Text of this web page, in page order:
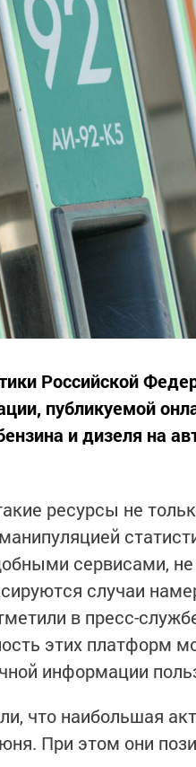
Российской
публикуемой
и дизеля на
ресурсы не
сервисами, не
случаи
в пресс-
этих платформ
информации
что наибольшая
При этом они